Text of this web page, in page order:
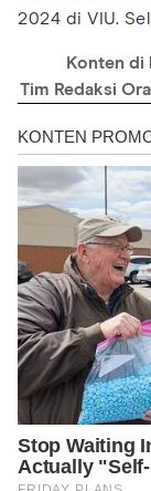
2024 di VIU.
Konten di
Tim Redaksi